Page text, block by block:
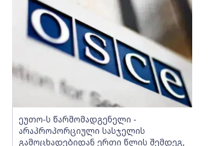
ეუთო-ს წარმომადგენელი -
არაპროპორციული სასჯელის
გამოცხადებიდან ერთი წლის შემდეგ,